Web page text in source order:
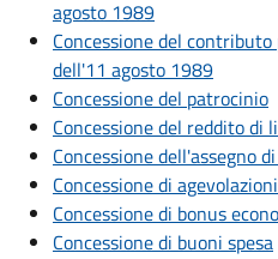
agosto 1989
Concessione del
dell'11 agosto 1989
Concessione del patrocinio
Concessione del reddito di
Concessione dell'assegno
Concessione di
Concessione di bonus
Concessione di buoni spesa